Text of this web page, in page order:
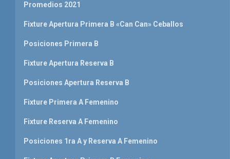
Promedios 2021
Fixture Apertura Primera B «Can Can» Ceballos
Posiciones Primera B
Fixture Apertura Reserva B
Posiciones Apertura Reserva B
Fixture Primera A Femenino
Fixture Reserva A Femenino
Posiciones 1ra A y Reserva A Femenino